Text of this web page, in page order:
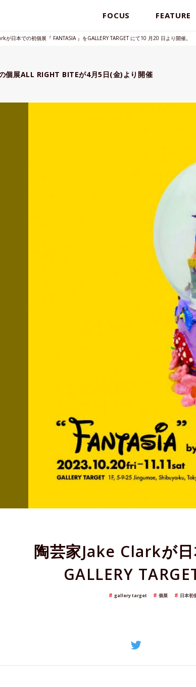
FOCUS FEATURE
が日本での初個展『 FANTASIA 』をGALLERY TARGET にて10 月20 日より開催。
個展ALL RIGHT BITEが4月5日(金)より開催
陶芸家Jake Clarkが
GALLERY
gallery target 個展 日本初